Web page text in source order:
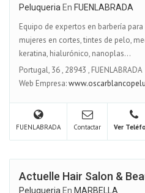
Peluqueria En FUENLABRADA
Equipo de expertos en barbería
mujeres en cortes, tintes de pelo,
keratina, hialurónico, nanoplas...
Portugal, 36, 28943 , FUENLABRADA
Web Empresa:
FUENLABRADA Contactar Ver
Actuelle Hair Salon &
Peluqueria En MARBELLA